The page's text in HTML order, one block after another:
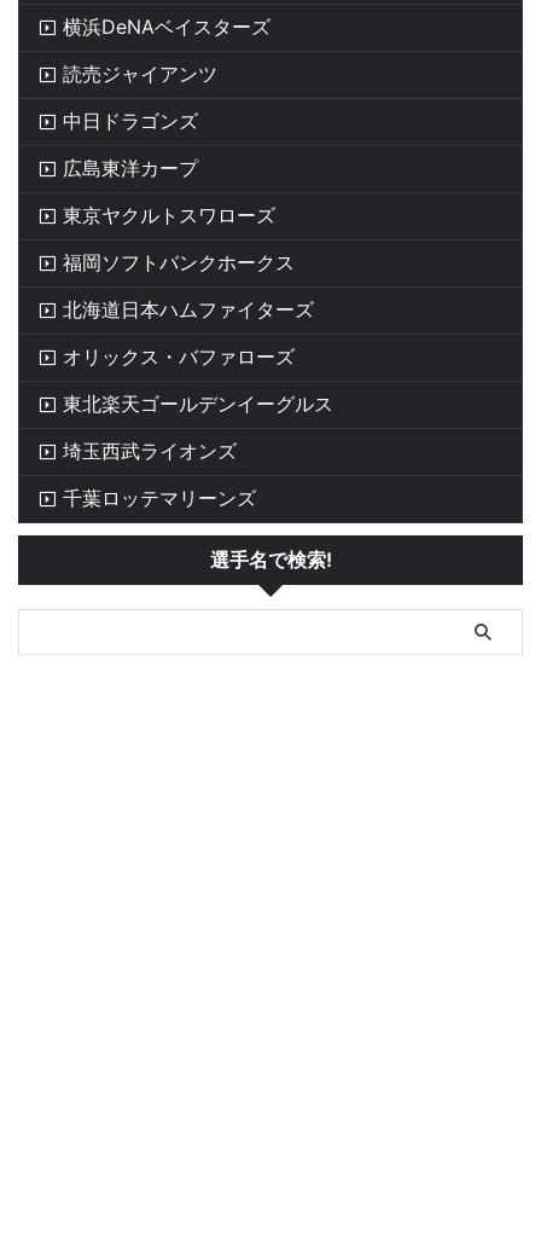
横浜DeNAベイスターズ
読売ジャイアンツ
中日ドラゴンズ
広島東洋カープ
東京ヤクルトスワローズ
福岡ソフトバンクホークス
北海道日本ハムファイターズ
オリックス・バファローズ
東北楽天ゴールデンイーグルス
埼玉西武ライオンズ
千葉ロッテマリーンズ
選手名で検索!